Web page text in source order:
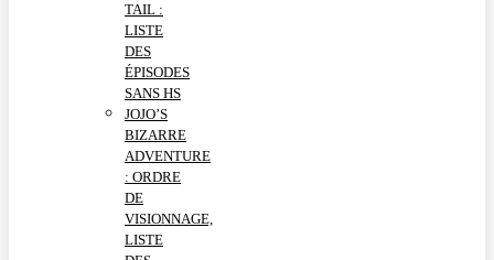
TAIL :
LISTE
DES
ÉPISODES
SANS HS
JOJO’S
BIZARRE
ADVENTURE
: ORDRE
DE
VISIONNAGE,
LISTE